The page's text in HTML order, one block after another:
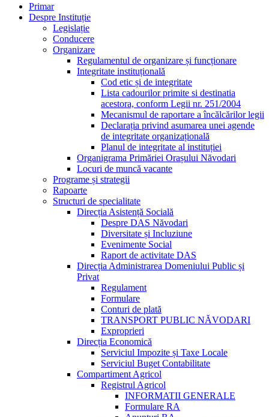
Primar
Despre Instituție
Legislație
Conducere
Organizare
Regulamentul de organizare și funcționare
Integritate instituțională
Cod etic și de integritate
Lista cadourilor primite si destinatia
acestora, conform Legii nr. 251/2004
Mecanismul de raportare a încălcărilor legii
Declarația privind asumarea unei agende
de integritate organizațională
Planul de integritate al instituției
Organigrama Primăriei Orașului Năvodari
Locuri de muncă vacante
Programe și strategii
Rapoarte
Structuri de specialitate
Direcția Asistență Socială
Despre DAS Năvodari
Diversitate și Incluziune
Evenimente Social
Raport de activitate DAS
Direcția Administrarea Domeniului Public și
Privat
Regulament
Formulare
Conturi de plată
TRANSPORT PUBLIC NĂVODARI
Exproprieri
Direcția Economică
Serviciul Impozite și Taxe Locale
Serviciul Buget Contabilitate
Compartiment Agricol
Registrul Agricol
INFORMATII GENERALE
Formulare RA